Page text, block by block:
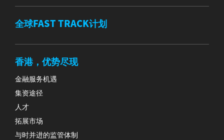
全球FAST TRACK计划
香港，优势尽现
金融服务机遇
集资途径
人才
拓展市场
与时并进的监管体制